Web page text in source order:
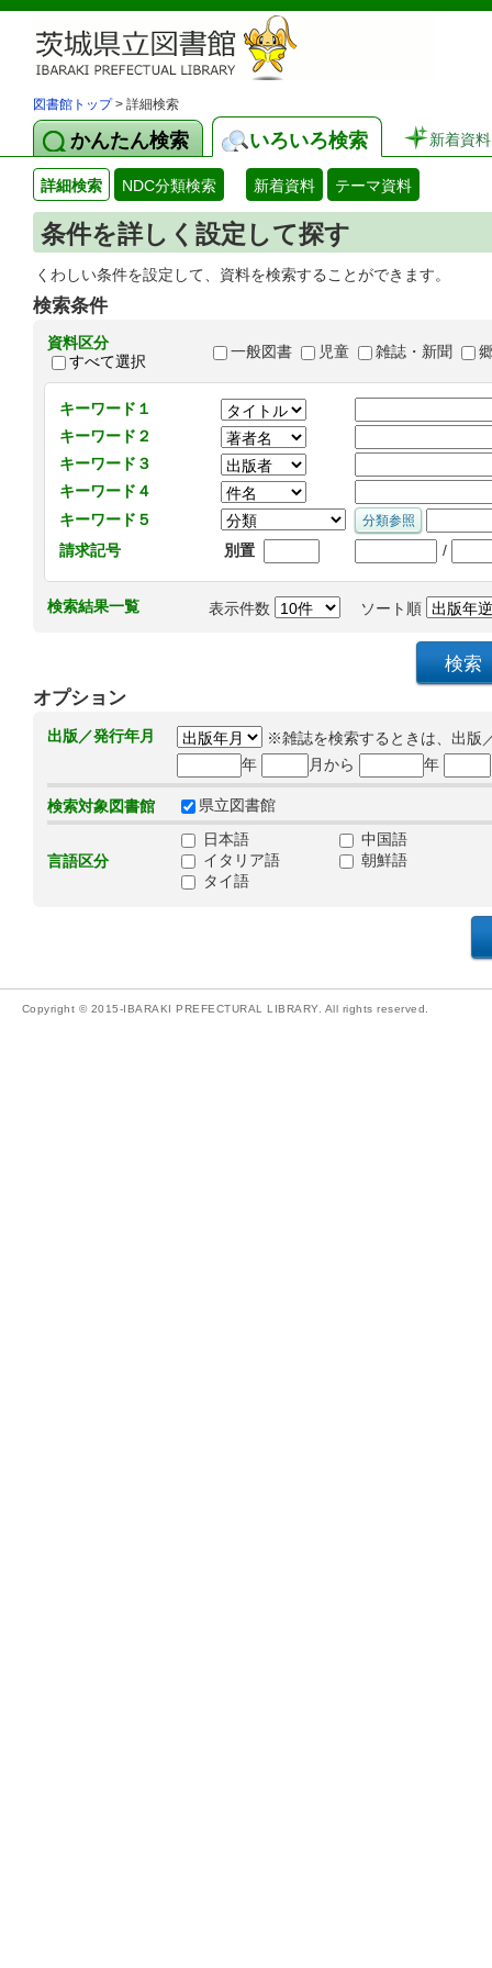
図書館トップ> 詳細検索
かんたん検索 いろいろ検索 新着資料
詳細検索 NDC分類検索 新着資料 テーマ資料
条件を詳しく設定して探す
くわしい条件を設定して、資料を検索することができます。
検索条件
資料区分
すべて選択
一般図書 児童 雑誌・新聞
キーワード１
キーワード２
キーワード３
キーワード４
キーワード５
請求記号
別置 /
検索結果一覧 表示件数 ソート順
オプション
出版／発行年月
※雑誌を検索するときは、出版
年
月から 年
検索対象図書館 県立図書館
言語区分
日本語
中国語
イタリア語
朝鮮語
タイ語
Copyright © 2015-IBARAKI PREFECTURAL LIBRARY. All rights reserved.